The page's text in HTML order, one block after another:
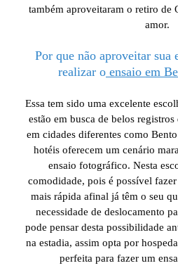
também aproveitaram o retiro de
amor.
Por que não aproveitar sua
realizar o ensaio em
Essa tem sido uma excelente
estão em busca de belos
em cidades diferentes como
hotéis oferecem um cenário
ensaio fotográfico. Nesta
comodidade, pois é possível
mais rápida afinal já têm o seu
necessidade de deslocamento
pode pensar desta possibilidade
na estadia, assim opta por
perfeita para fazer um